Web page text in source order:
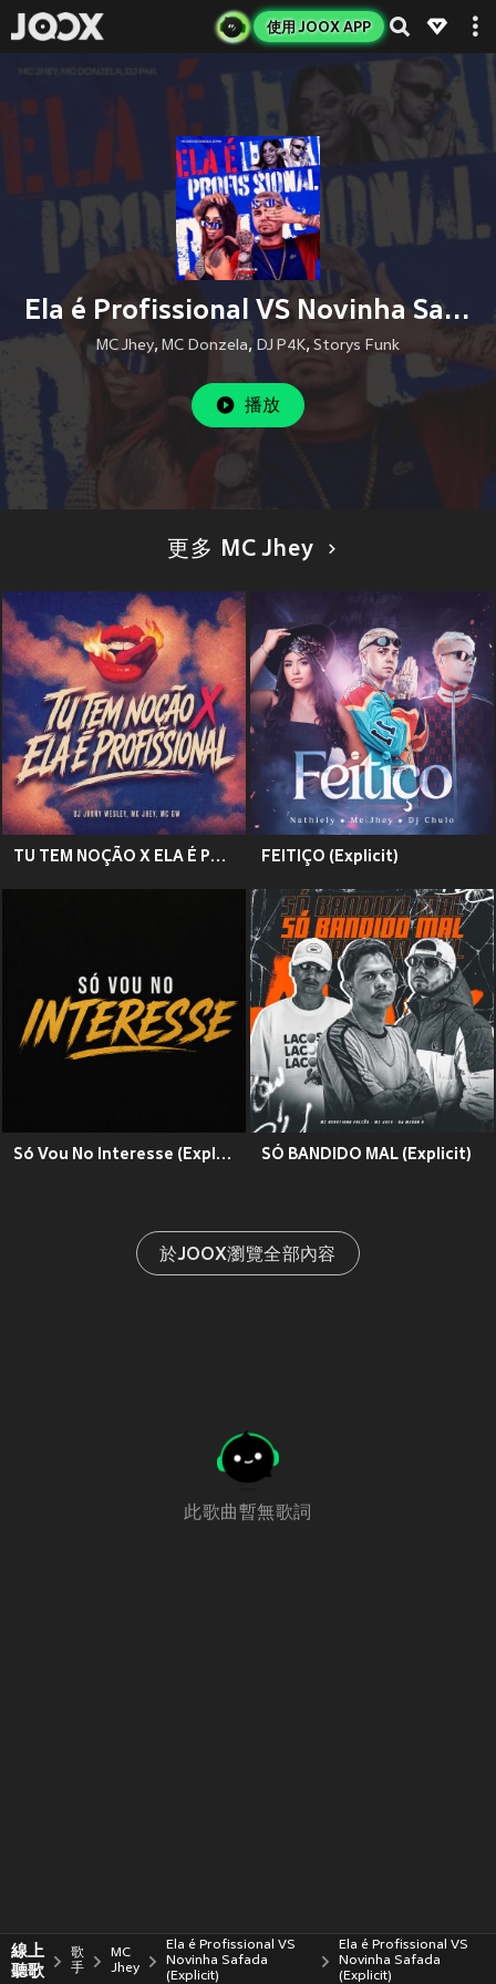
使用 JOOX APP
Ela é Profissional VS Novinha Safada (Explicit)
MC Jhey, MC Donzela, DJ P4K, Storys Funk
播放
更多 MC Jhey
TU TEM NOÇÃO X ELA É PROFISSIONAL (Explicit) FEITIÇO (Explicit)
Só Vou No Interesse (Explicit) SÓ BANDIDO MAL (Explicit)
於JOOX瀏覽全部內容
此歌曲暫無歌詞
線上
聽歌
歌
手
MC
Jhey
Ela é Profissional VS
Novinha Safada
(Explicit)
Ela é Profissional VS
Novinha Safada
(Explicit)